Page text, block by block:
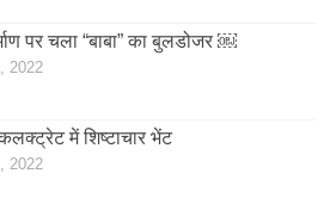
पर चला “बाबा” का बुलडोजर ￼
2022
में शिष्टाचार भेंट
2022